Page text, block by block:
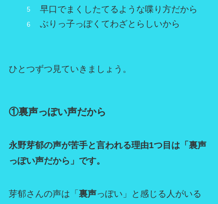
早口でまくしたてるような喋り方だから
ぶりっ子っぽくてわざとらしいから
ひとつずつ見ていきましょう。
①裏声っぽい声だから
永野芽郁の声が苦手と言われる理由1つ目は「裏声
っぽい声だから」です。
芽郁さんの声は「 裏声っぽい」と感じる人がいる